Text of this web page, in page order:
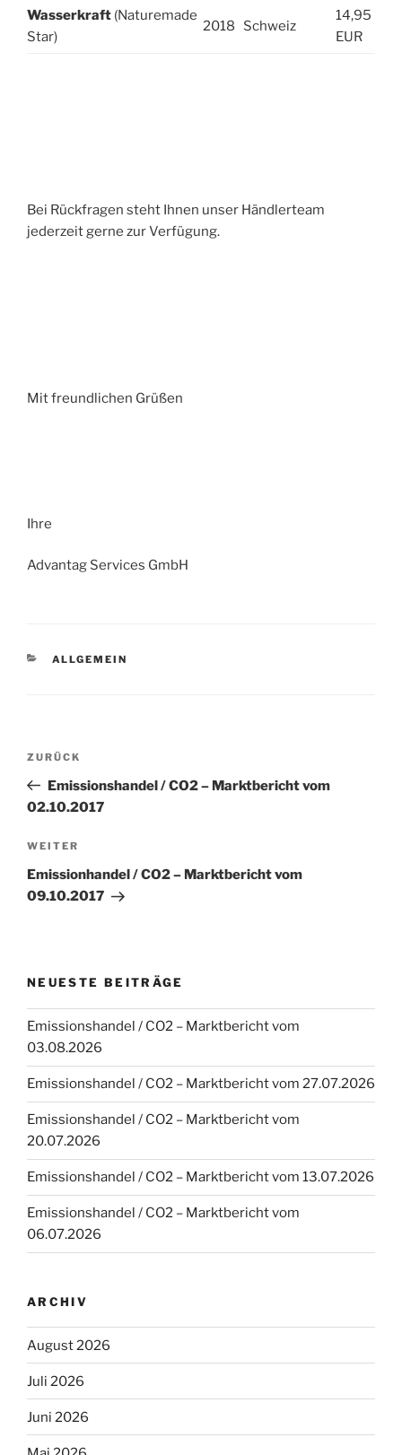
Wasserkraft (Naturemade
Star)
2018 Schweiz
14,95
EUR
Bei Rückfragen steht Ihnen unser Händlerteam
jederzeit gerne zur Verfügung.
Mit freundlichen Grüßen
Ihre
Advantag Services GmbH
KATEGORIEN
ALLGEMEIN
Beitragsnavigation
Vorheriger
Beitrag
ZURÜCK
Emissionshandel / CO2 – Marktbericht vom
02.10.2017
Nächster
Beitrag
WEITER
Emissionhandel / CO2 – Marktbericht vom
09.10.2017
NEUESTE BEITRÄGE
Emissionshandel / CO2 – Marktbericht vom
03.08.2026
Emissionshandel / CO2 – Marktbericht vom 27.07.2026
Emissionshandel / CO2 – Marktbericht vom
20.07.2026
Emissionshandel / CO2 – Marktbericht vom 13.07.2026
Emissionshandel / CO2 – Marktbericht vom
06.07.2026
ARCHIV
August 2026
Juli 2026
Juni 2026